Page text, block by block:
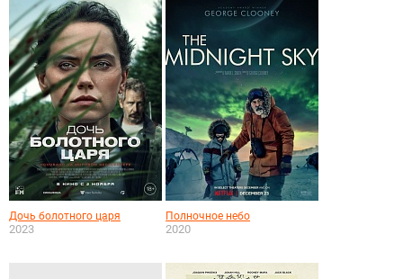
Дочь болотного царя
2023
Полночное небо
2020